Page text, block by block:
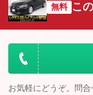
無料 こ
お気軽にどうぞ。問